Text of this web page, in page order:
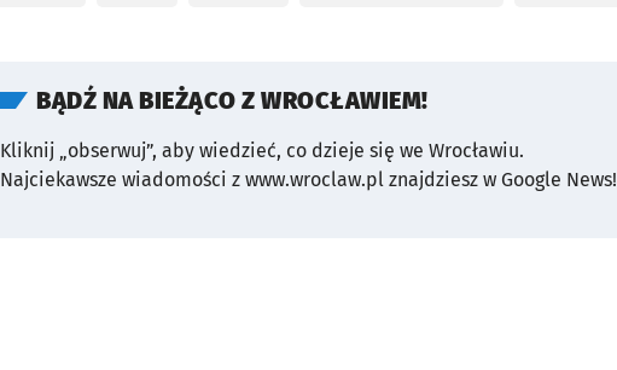
BĄDŹ NA BIEŻĄCO Z WROCŁAWIEM!
Kliknij „obserwuj”, aby wiedzieć, co dzieje się we Wrocławiu.
Najciekawsze wiadomości z www.wroclaw.pl znajdziesz w Google News!